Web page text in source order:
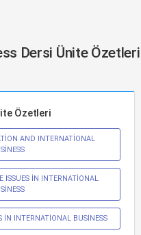
Dersi Ünite
Özetleri
AND INTERNATİONAL
ISSUES İN INTERNATİONAL
İN INTERNATİONAL BUSİNESS